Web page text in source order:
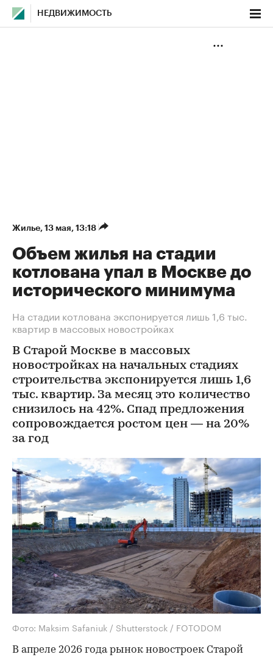
НЕДВИЖИМОСТЬ
Жилье⁠, 13 мая, 13:18
Объем жилья на стадии
котлована упал в Москве до
исторического минимума
На стадии котлована экспонируется лишь 1,6 тыс.
квартир в массовых новостройках
В Старой Москве в массовых
новостройках на начальных стадиях
строительства экспонируется лишь 1,6
тыс. квартир. За месяц это количество
снизилось на 42%. Спад предложения
сопровождается ростом цен — на 20%
за год
Фото: Maksim Safaniuk / Shutterstock / FOTODOM
В апреле 2026 года рынок новостроек Старой